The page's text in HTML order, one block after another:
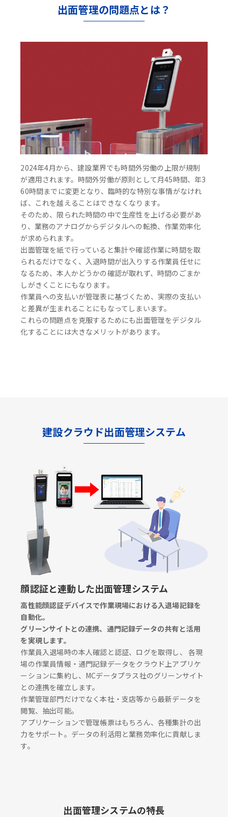
出面管理の問題点とは？
2024年4月から、建設業界でも時間外労働の上限が規制
が適用されます。時間外労働が原則として月45時間、年3
60時間までに変更となり、臨時的な特別な事情がなけれ
ば、これを越えることはできなくなります。
そのため、限られた時間の中で生産性を上げる必要があ
り、業務のアナログからデジタルへの転換、作業効率化
が求められます。
出面管理を紙で行っていると集計や確認作業に時間を取
られるだけでなく、入退時間が出入りする作業員任せに
なるため、本人かどうかの確認が取れず、時間のごまか
しがきくことにもなります。
作業員への支払いが管理表に基づくため、実際の支払い
と差異が生まれることにもなってしまいます。
これらの問題点を克服するためにも出面管理をデジタル
化することには大きなメリットがあります。
建設クラウド出面管理システム
顔認証と連動した出面管理システム
高性能顔認証デバイスで作業現場における入退場記録を
自動化。
グリーンサイトとの連携、通門記録データの共有と活用
を実現します。
作業員入退場時の本人確認と認証、ログを取得し、 各現
場の作業員情報・通門記録データをクラウド上アプリケ
ーションに集約し、MCデータプラス社のグリーンサイト
との連携を確立します。
作業管理部門だけでなく本社・支店等から最新データを
閲覧、抽出可能。
アプリケーションで管理帳票はもちろん、各種集計の出
力をサポート。データの利活用と業務効率化に貢献しま
す。
出面管理システムの特長